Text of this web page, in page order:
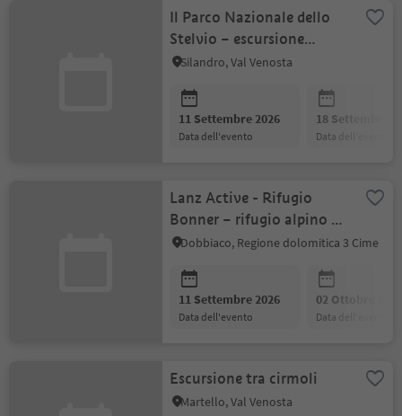
Il Parco Nazionale dello
Stelvio – escursione
guidata
Silandro, Val Venosta
11 Settembre 2026
data dell'evento
18 Settembre
data dell'evento
Lanz Active - Rifugio
Bonner – rifugio alpino ai
piedi del Monte
Dobbiaco, Regione dolomitica 3 Cime
11 Settembre 2026
data dell'evento
02 Ottobre 2026
data dell'evento
Escursione tra cirmoli
Martello, Val Venosta